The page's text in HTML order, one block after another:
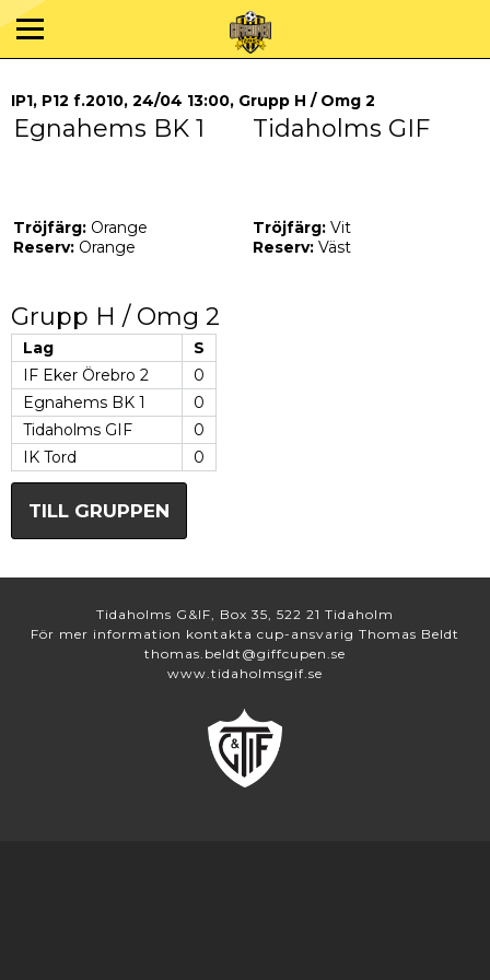
IP1, P12 f.2010, 24/04 13:00, Grupp H / Omg 2
Egnahems BK 1 Tidaholms GIF
Tröjfärg: Orange
Reserv: Orange
Tröjfärg: Vit
Reserv: Väst
Grupp H / Omg 2
Lag
S
IF Eker Örebro 2
0
Egnahems BK 1
0
Tidaholms GIF
0
IK Tord
0
TILL GRUPPEN
Tidaholms G&IF, Box 35, 522 21 Tidaholm
För mer information kontakta cup-ansvarig Thomas Beldt
thomas.beldt@giffcupen.se
www.tidaholmsgif.se